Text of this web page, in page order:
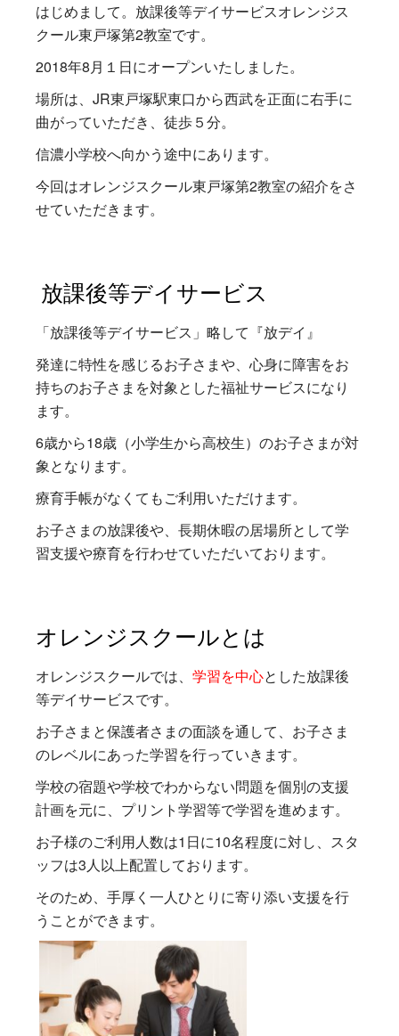
はじめまして。放課後等デイサービスオレンジス
クール東戸塚第2教室です。
2018年8月１日にオープンいたしました。
場所は、JR東戸塚駅東口から西武を正面に右手に
曲がっていただき、徒歩５分。
信濃小学校へ向かう途中にあります。
今回はオレンジスクール東戸塚第2教室の紹介をさ
せていただきます。
放課後等デイサービス
「放課後等デイサービス」略して『放デイ』
発達に特性を感じるお子さまや、心身に障害をお
持ちのお子さまを対象とした福祉サービスになり
ます。
6歳から18歳（小学生から高校生）のお子さまが対
象となります。
療育手帳がなくてもご利用いただけます。
お子さまの放課後や、長期休暇の居場所として学
習支援や療育を行わせていただいております。
オレンジスクールとは
オレンジスクールでは、学習を中心とした放課後
等デイサービスです。
お子さまと保護者さまの面談を通して、お子さま
のレベルにあった学習を行っていきます。
学校の宿題や学校でわからない問題を個別の支援
計画を元に、プリント学習等で学習を進めます。
お子様のご利用人数は1日に10名程度に対し、スタ
ッフは3人以上配置しております。
そのため、手厚く一人ひとりに寄り添い支援を行
うことができます。